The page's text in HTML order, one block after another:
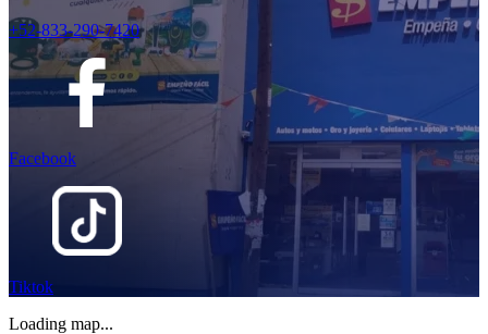
+52-833-290-7420
Facebook
Tiktok
Loading map...